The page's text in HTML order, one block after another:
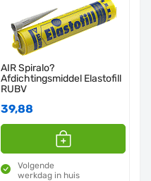
AIR Spiralo?
Afdichtingsmiddel Elastofill
RUBV
39,88
Volgende
werkdag in huis